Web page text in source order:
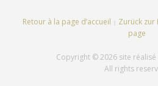
Retour à la page d’accueil Zurück zur
page
Copyright © 2026 site réalisé
All rights